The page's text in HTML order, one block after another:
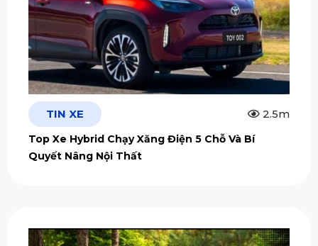
TIN XE 2.5m
Top Xe Hybrid Chạy Xăng Điện 5 Chỗ Và Bí
Quyết Nâng Nội Thất